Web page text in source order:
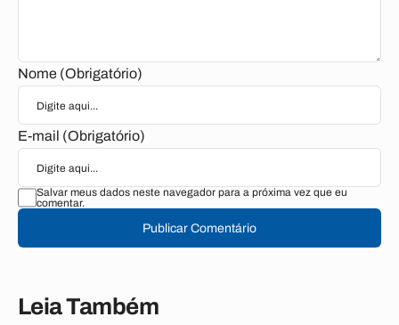
Nome (Obrigatório)
E-mail (Obrigatório)
Salvar meus dados neste navegador para a próxima vez que eu
comentar.
Publicar Comentário
Leia Também